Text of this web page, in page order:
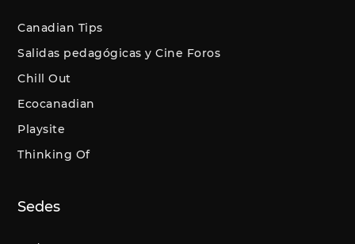
Canadian Tips
Salidas pedagógicas y Cine Foros
Chill Out
Ecocanadian
Playsite
Thinking Of
Sedes